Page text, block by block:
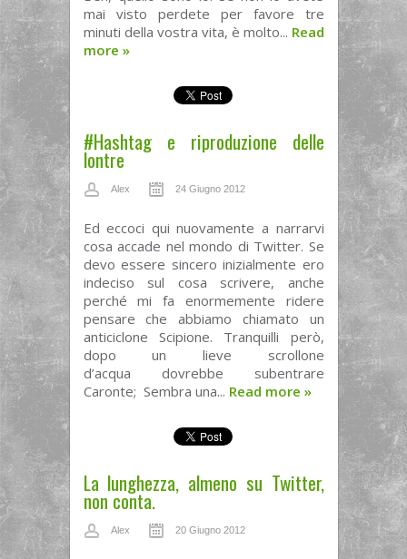
mai visto perdete per favore tre
minuti della vostra vita, è molto... Read
more »
#Hashtag e riproduzione delle
lontre
Alex 24 Giugno 2012
Ed eccoci qui nuovamente a narrarvi
cosa accade nel mondo di Twitter. Se
devo essere sincero inizialmente ero
indeciso sul cosa scrivere, anche
perché mi fa enormemente ridere
pensare che abbiamo chiamato un
anticiclone Scipione. Tranquilli però,
dopo un lieve scrollone
d’acqua dovrebbe subentrare
Caronte; Sembra una... Read more »
La lunghezza, almeno su Twitter,
non conta.
Alex 20 Giugno 2012